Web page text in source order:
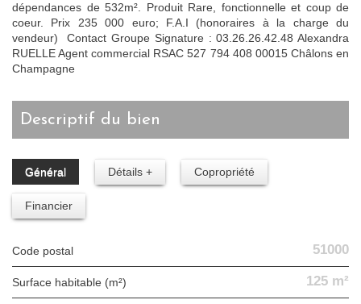
dépendances de 532m². Produit Rare, fonctionnelle et coup de
coeur. Prix 235 000 euro; F.A.I (honoraires à la charge du
vendeur) Contact Groupe Signature : 03.26.26.42.48 Alexandra
RUELLE Agent commercial RSAC 527 794 408 00015 Châlons en
Champagne
descriptif du bien
Général Détails + Copropriété
Financier
Code postal 51000
Surface habitable (m²) 125 m²